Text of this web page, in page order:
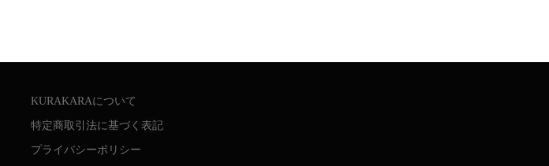
KURAKARAについて
特定商取引法に基づく表記
プライバシーポリシー